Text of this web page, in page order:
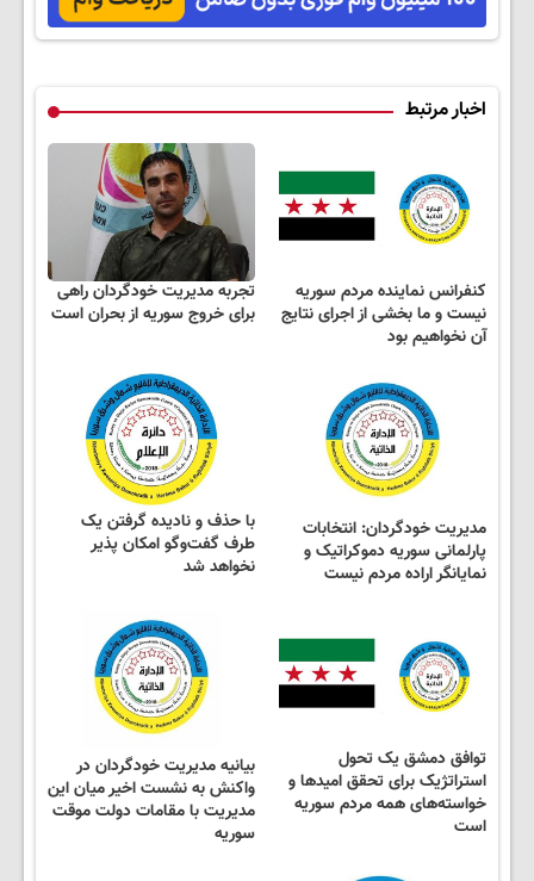
اخبار مرتبط
کنفرانس نماینده مردم سوریه
نیست و ما بخشی از اجرای نتایج
آن نخواهیم بود
تجربه مدیریت خودگردان راهی
برای خروج سوریه از بحران است
مدیریت خودگردان: انتخابات
پارلمانی سوریه دموکراتیک و
نمایانگر اراده مردم نیست
با حذف و نادیده گرفتن یک
طرف گفت‌وگو امکان پذیر
نخواهد شد
توافق دمشق یک تحول
استراتژیک برای تحقق امیدها و
خواسته‌های همه مردم سوریه
است
بیانیه مدیریت خودگردان در
واکنش به نشست اخیر میان این
مدیریت با مقامات دولت موقت
سوریه